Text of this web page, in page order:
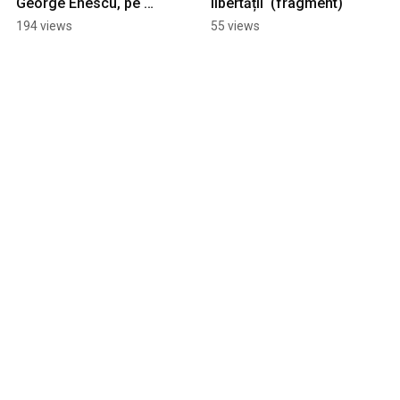
versuri de Carmen
194 views 55 views